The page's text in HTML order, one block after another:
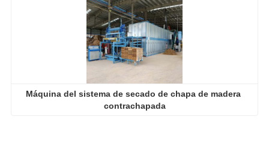
Máquina del sistema de secado de chapa de madera
contrachapada